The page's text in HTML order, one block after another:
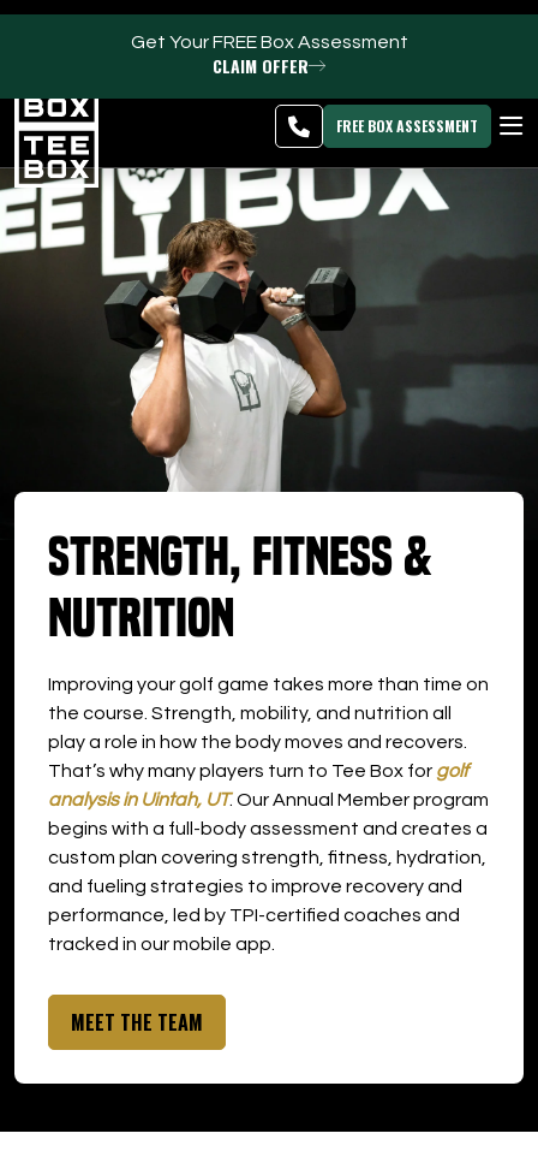
Get Your FREE Box Assessment
CLAIM OFFER
CHANGE
BLOG
APP
PROGRAMS
CLUB SALES
FACILITIES
PRICING & MEMBERSHIPS
OWN A TEE BOX
DOWNLOAD APP
Uintah
FREE BOX ASSESSMENT
Strength, Fitness &
Nutrition
Improving your golf game takes more than time on
the course. Strength, mobility, and nutrition all
play a role in how the body moves and recovers.
That’s why many players turn to Tee Box for golf
analysis in Uintah, UT. Our Annual Member program
begins with a full-body assessment and creates a
custom plan covering strength, fitness, hydration,
and fueling strategies to improve recovery and
performance, led by TPI-certified coaches and
tracked in our mobile app.
MEET THE TEAM